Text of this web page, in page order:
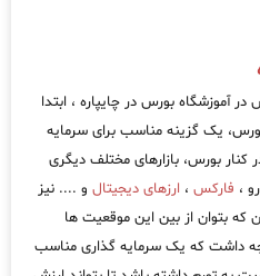
آموزشگاه بورس در چایپاره ، ابتدا
یک گزینه مناسب برای سرمایه
بورس، بازارهای مختلف دیگری
، فارکس ، ارزهای دیجیتال و .... نیز
که بتوان از بین این موقعیت ها
داشت که یک سرمایه گذاری مناسب